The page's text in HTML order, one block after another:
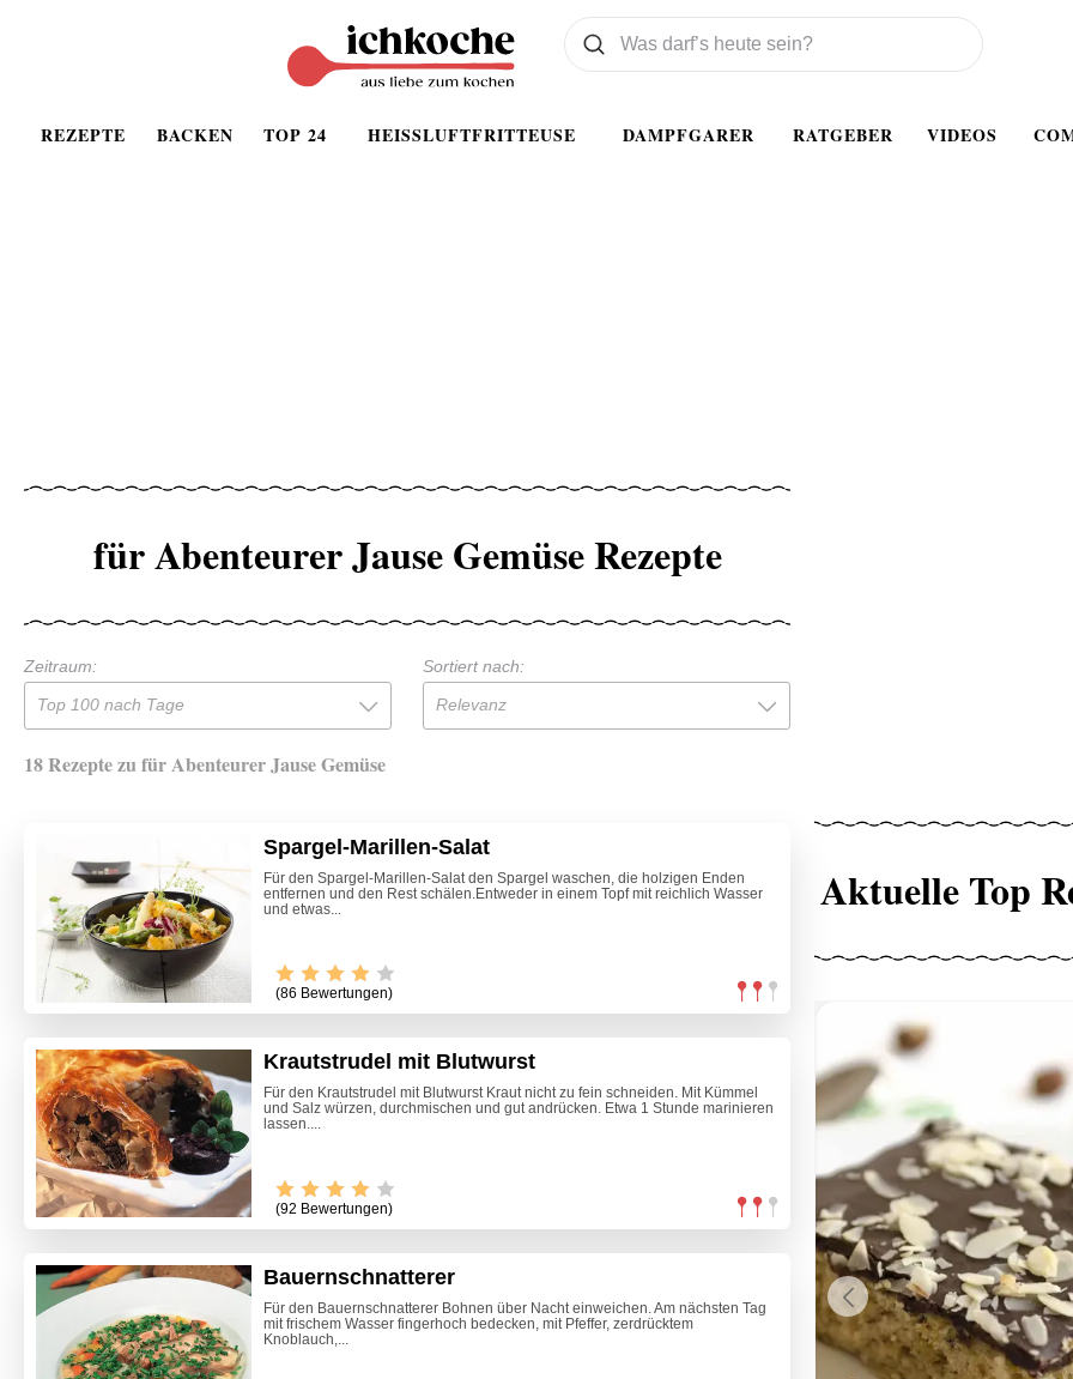
REZEPTE BACKEN TOP 24 HEISSLUFTFRITTEUSE DAMPFGARER RATGEBER VIDEOS
Was wollen Sie suchen
Suchen
für Abenteurer Jause Gemüse Rezepte
Zeitraum:
Top 100 nach Tage
Sortiert nach:
Relevanz
18 Rezepte zu für Abenteurer Jause Gemüse
Spargel-Marillen-Salat
Für den Spargel-Marillen-Salat den Spargel waschen, die holzigen Enden
entfernen und den Rest schälen.Entweder in einem Topf mit reichlich Wasser
und etwas...
(86 Bewertungen)
Krautstrudel mit Blutwurst
Für den Krautstrudel mit Blutwurst Kraut nicht zu fein schneiden. Mit Kümmel
und Salz würzen, durchmischen und gut andrücken. Etwa 1 Stunde marinieren
lassen....
(92 Bewertungen)
Bauernschnatterer
Für den Bauernschnatterer Bohnen über Nacht einweichen. Am nächsten Tag
mit frischem Wasser fingerhoch bedecken, mit Pfeffer, zerdrücktem
Knoblauch,...
Aktuelle Top
Previous